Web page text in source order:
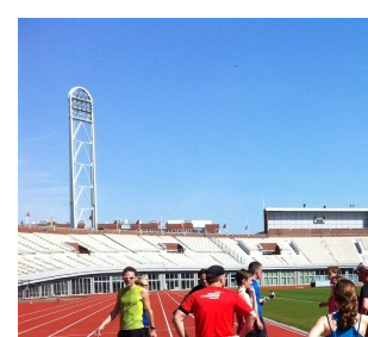
800 meter voor de start.jpg